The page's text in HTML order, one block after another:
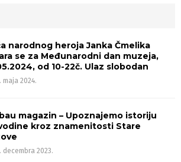
narodnog heroja Janka Čmelika
se za Međunarodni dan muzeja,
od 10-22č. Ulaz slobodan
maja 2024.
magazin – Upoznajemo istoriju
kroz znamenitosti Stare
decembra 2023.